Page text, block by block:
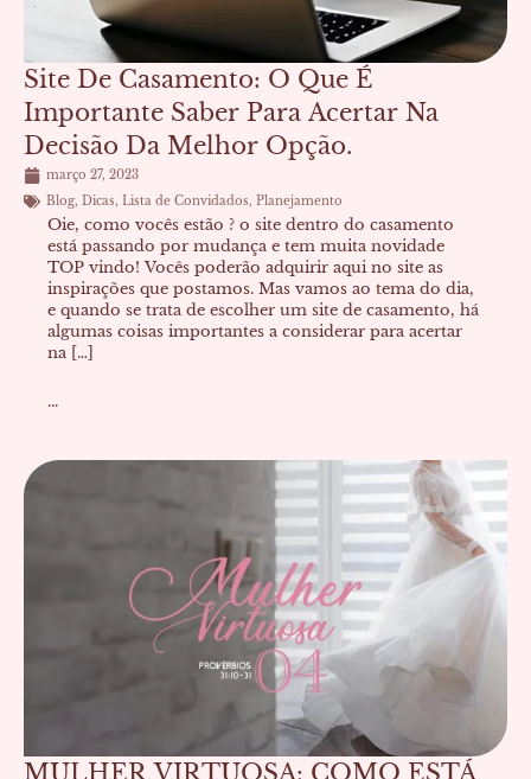
Site De Casamento: O Que É
Importante Saber Para Acertar Na
Decisão Da Melhor Opção.
março 27, 2023
Blog, Dicas, Lista de Convidados, Planejamento
Oie, como vocês estão ? o site dentro do casamento
está passando por mudança e tem muita novidade
TOP vindo! Vocês poderão adquirir aqui no site as
inspirações que postamos. Mas vamos ao tema do dia,
e quando se trata de escolher um site de casamento, há
algumas coisas importantes a considerar para acertar
na […]
...
MULHER VIRTUOSA: COMO ESTÁ